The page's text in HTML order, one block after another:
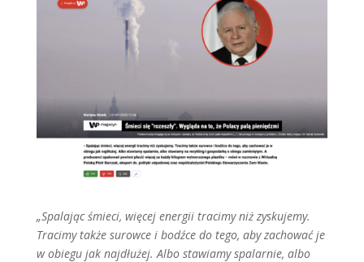
„Spalając śmieci, więcej energii tracimy niż zyskujemy.
Tracimy także surowce i bodźce do tego, aby zachować je
w obiegu jak najdłużej. Albo stawiamy spalarnie, albo